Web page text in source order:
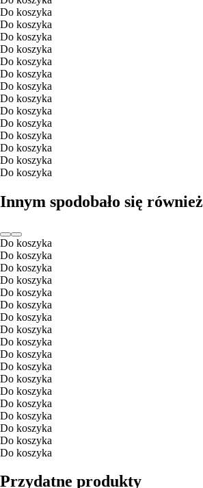
Do koszyka
Do koszyka
Do koszyka
Do koszyka
Do koszyka
Do koszyka
Do koszyka
Do koszyka
Do koszyka
Do koszyka
Do koszyka
Do koszyka
Do koszyka
Do koszyka
Innym spodobało się również
Do koszyka
Do koszyka
Do koszyka
Do koszyka
Do koszyka
Do koszyka
Do koszyka
Do koszyka
Do koszyka
Do koszyka
Do koszyka
Do koszyka
Do koszyka
Do koszyka
Do koszyka
Do koszyka
Do koszyka
Do koszyka
Przydatne produkty